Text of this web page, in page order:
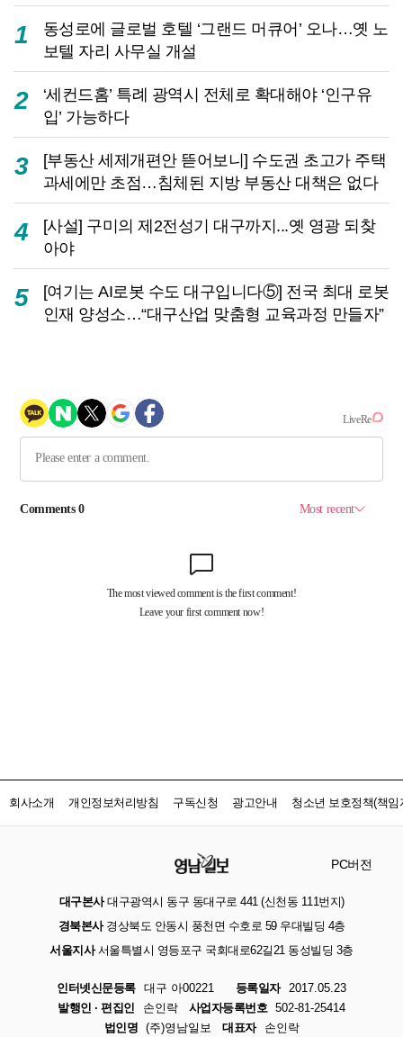
1
동성로에 글로벌 호텔 ‘그랜드 머큐어’ 오나…옛 노
보텔 자리 사무실 개설
2
‘세컨드홈’ 특례 광역시 전체로 확대해야 ‘인구유
입’ 가능하다
3
[부동산 세제개편안 뜯어보니] 수도권 초고가 주택
과세에만 초점…침체된 지방 부동산 대책은 없다
4
[사설] 구미의 제2전성기 대구까지...옛 영광 되찾
아야
5
[여기는 AI로봇 수도 대구입니다⑤] 전국 최대 로봇
인재 양성소…“대구산업 맞춤형 교육과정 만들자”
회사소개 개인정보처리방침 구독신청 광고안내 청소년 보호정책(책임
PC버전
대구본사대구광역시 동구 동대구로 441 (신천동 111번지)
경북본사경상북도 안동시 풍천면 수호로 59 우대빌딩 4층
서울지사서울특별시 영등포구 국회대로62길21 동성빌딩 3층
인터넷신문등록 대구 아00221 등록일자
2017.05.23
발행인 · 편집인
손인락 사업자등록번호 502-81-25414
법인명 (주)영남일보 대표자 손인락